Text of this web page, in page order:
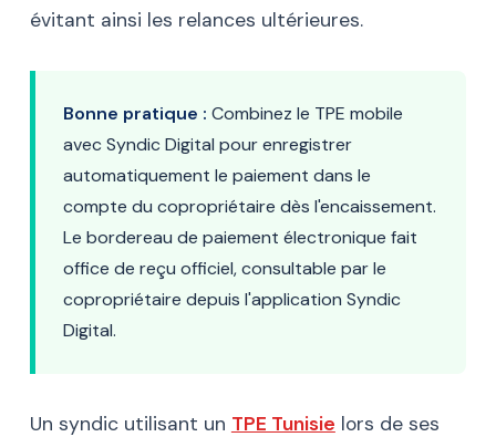
évitant ainsi les relances ultérieures.
Bonne pratique : Combinez le TPE mobile
avec Syndic Digital pour enregistrer
automatiquement le paiement dans le
compte du copropriétaire dès l'encaissement.
Le bordereau de paiement électronique fait
office de reçu officiel, consultable par le
copropriétaire depuis l'application Syndic
Digital.
Un syndic utilisant un TPE Tunisie lors de ses